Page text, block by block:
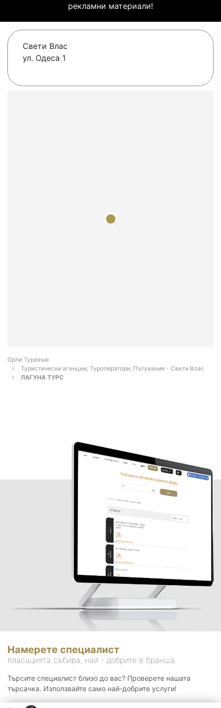
рекламни материали!
Свети Влас
ул. Одеса 1
Орли Туризъм
Туристически агенции, Туроператори, Пътувания - Свети Влас
ЛАГУНА ТУРС
Намерете специалист
Класацията събира, най - добрите в бранша.
Търсите специалист близо до вас? Проверете нашата
търсачка. Използвайте само най-добрите услуги!